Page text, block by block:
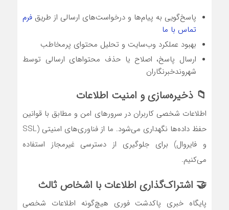
پاسخ‌گویی به پیام‌ها و درخواست‌های ارسالی از طریق فرم
تماس با ما
بهبود عملکرد وب‌سایت و تحلیل محتوای پرمخاطب
ارسال پاسخ، اصلاح یا حذف محتواهای ارسالی توسط
شهروندخبرنگاران
📁 ذخیره‌سازی و امنیت اطلاعات
اطلاعات شخصی کاربران در سرورهای امن و مطابق با قوانین
حفظ داده‌ها نگهداری می‌شود. ما از فناوری‌های امنیتی (SSL
و فایروال) برای جلوگیری از دسترسی غیرمجاز استفاده
می‌کنیم.
🤝 اشتراک‌گذاری اطلاعات با اشخاص ثالث
پایگاه خبری پاکدشت فوری هیچ‌گونه اطلاعات شخصی